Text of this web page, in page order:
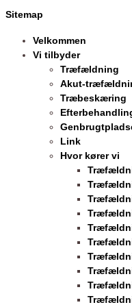
Sitemap
Velkommen
Vi tilbyder
Træfældning
Akut-
Træbeskæring
Link
Hvor kører vi